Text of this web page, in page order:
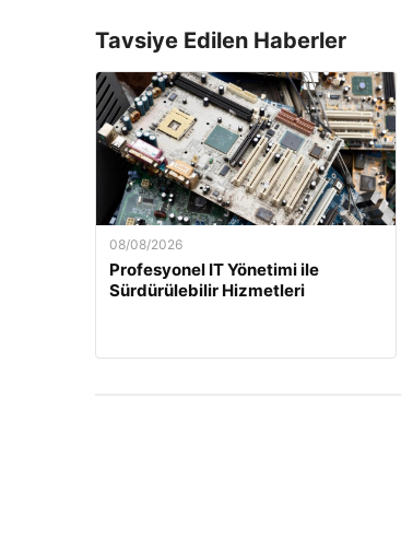
Tavsiye Edilen Haberler
08/08/2026
Profesyonel IT Yönetimi ile
Sürdürülebilir Hizmetleri